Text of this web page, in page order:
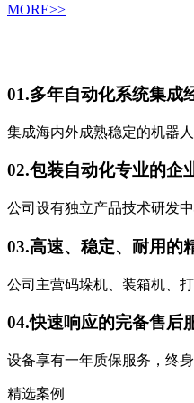
MORE>>
01.多年自动化系统集成
集成海内外成熟稳定的机器
02.包装自动化专业的企
公司设有独立产品技术研发
03.高速、稳定、耐用的
公司主营码垛机、装箱机、
04.快速响应的完备售后
设备享有一年质保服务，终
精选案例